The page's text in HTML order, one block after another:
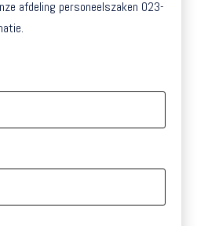
afdeling personeelszaken 023-